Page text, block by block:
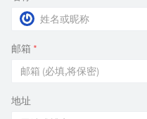
邮箱 *
地址